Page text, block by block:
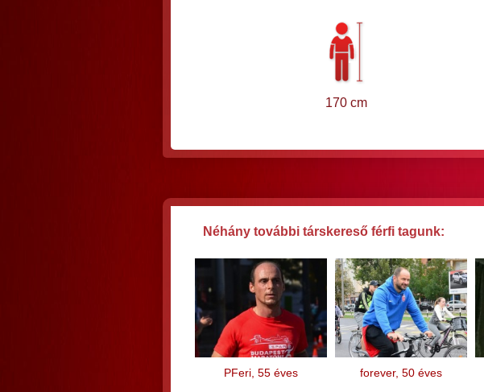
170 cm
Néhány további társkereső férfi tagunk:
PFeri, 55 éves forever, 50 éves